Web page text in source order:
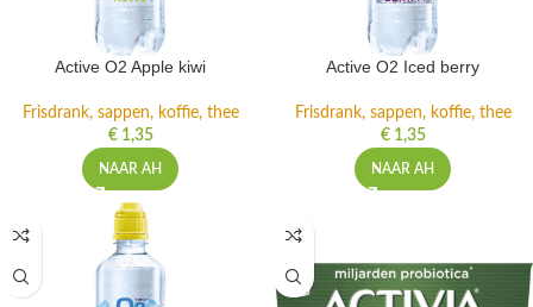
Active O2 Apple kiwi
Frisdrank, sappen, koffie, thee
€1,35
NAAR AH
Active O2 Iced berry
Frisdrank, sappen, koffie, thee
€1,35
NAAR AH